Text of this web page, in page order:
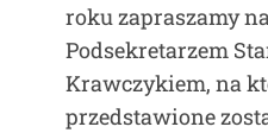
roku zapraszamy
Podsekretarzem
Krawczykiem, na
przedstawione